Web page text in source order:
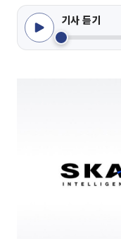
기사 듣기